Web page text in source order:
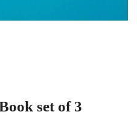
set of 3